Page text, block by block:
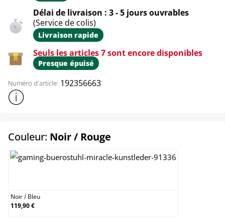
Délai de livraison : 3 - 5 jours ouvrables
(Service de colis)
Livraison rapide
Seuls les articles 7 sont encore disponibles
Presque épuisé
Numéro d'article: 192356663
Afficher plus d'informations sur le produit
Couleur: Noir / Rouge
Noir/Bleu
119,90 €